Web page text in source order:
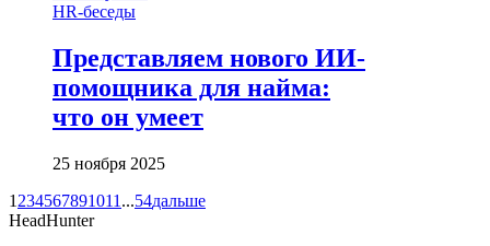
HR-беседы
Представляем нового ИИ-
помощника для найма:
что он умеет
25 ноября 2025
1 234567891011 ...54дальше
HeadHunter